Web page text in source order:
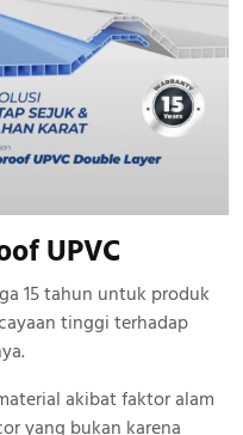
UPVC
15 tahun untuk produk
tinggi terhadap
akibat faktor alam
yang bukan karena